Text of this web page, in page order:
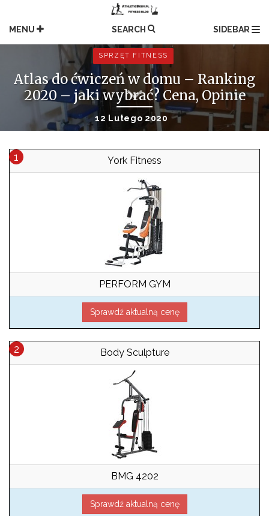
content
MENU SEARCH SIDEBAR
SPRZĘT FITNESS
Atlas do ćwiczeń w domu – Ranking
2020 – jaki wybrać? Cena, Opinie
12 Lutego 2020
York Fitness
PERFORM GYM
Sprawdź aktualną cenę
Body Sculpture
BMG 4202
Sprawdź aktualną cenę